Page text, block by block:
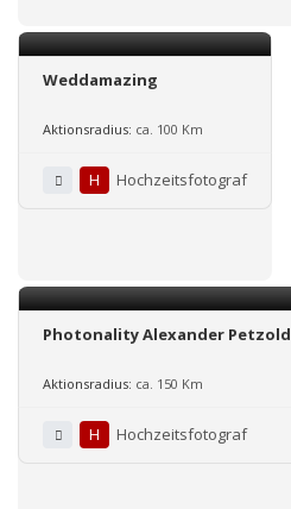
Weddamazing
Aktionsradius: ca. 100 Km
H Hochzeitsfotograf
Photonality Alexander Petzold
Aktionsradius: ca. 150 Km
H Hochzeitsfotograf